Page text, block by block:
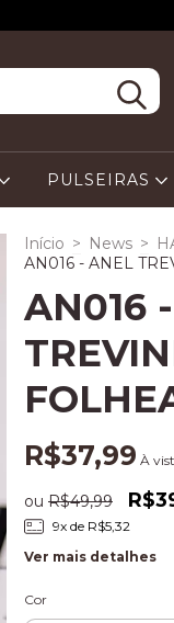
PULSEIRAS
Início > News >
AN016 - ANEL
AN016
R$37,99 À
ou R$49,99
9x de R$5,32
Ver mais detalhes
Cor